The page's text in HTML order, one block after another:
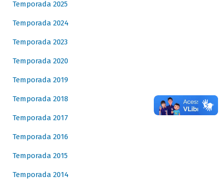
Temporada 2025
Temporada 2024
Temporada 2023
Temporada 2020
Temporada 2019
Temporada 2018
Temporada 2017
Temporada 2016
Temporada 2015
Temporada 2014